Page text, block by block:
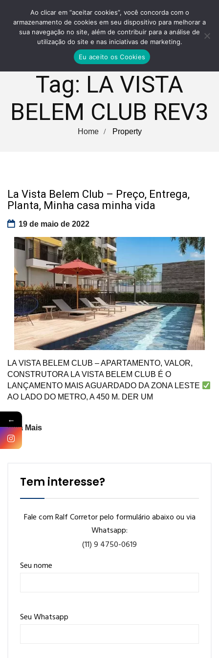
Tag: LA VISTA
BELEM CLUB REV3
Home Property
La Vista Belem Club – Preço, Entrega,
Planta, Minha casa minha vida
19 de maio de 2022
LA VISTA BELEM CLUB – APARTAMENTO, VALOR,
CONSTRUTORA LA VISTA BELEM CLUB É O
LANÇAMENTO MAIS AGUARDADO DA ZONA LESTE
AO LADO DO METRO, A 450 M. DER UM
Veja Mais
Tem interesse?
Fale com Ralf Corretor pelo formulário abaixo ou via
Whatsapp:
(11) 9 4750-0619
Seu nome
Seu Whatsapp
←
Ao clicar em “aceitar cookies”, você concorda com o
armazenamento de cookies em seu dispositivo para melhorar a
sua navegação no site, além de contribuir para a análise de
utilização do site e nas iniciativas de marketing.
Eu aceito os Cookies